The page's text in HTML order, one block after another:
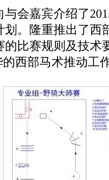
会嘉宾介绍了
。隆重推出了西
比赛规则及技术
西部马术推动工